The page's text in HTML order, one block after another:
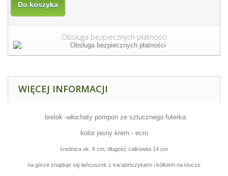
Do koszyka
Obsługa bezpiecznych płatności
WIĘCEJ INFORMACJI
brelok -włochaty pompon ze sztucznego futerka
kolor jasny krem - ecru
średnica ok. 8 cm, długość całkowita 14 cm
na górze znajduje się łańcuszek z karabińczykiem i kólkiem na klucze